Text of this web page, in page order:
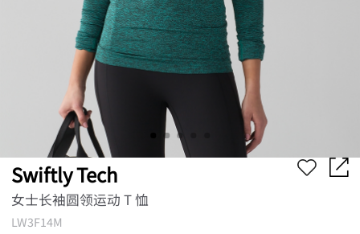
Swiftly Tech
女士长袖圆领运动 T 恤
LW3F14M